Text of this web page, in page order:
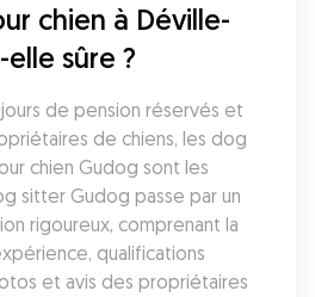
chien à Déville-
sûre ?
de pension réservés et
de chiens, les dog
chien Gudog sont les
sitter Gudog passe par un
rigoureux, comprenant la
qualifications
et avis des propriétaires